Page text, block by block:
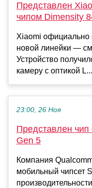
Представлен
чипом Dimensity
Xiaomi официально
новой линейки —
Устройство
камеру с оптикой L...
23:00, 26 Ноя
Представлен
Gen 5
Компания
мобильный чипсет